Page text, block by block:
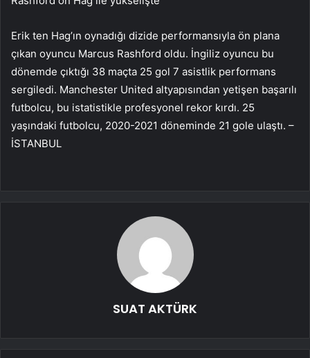
Erik ten Hag’ın oynadığı dizide performansıyla ön plana
çıkan oyuncu Marcus Rashford oldu. İngiliz oyuncu bu
dönemde çıktığı 38 maçta 25 gol 7 asistlik performans
sergiledi. Manchester United altyapısından yetişen başarılı
futbolcu, bu istatistikle profesyonel rekor kırdı. 25
yaşındaki futbolcu, 2020-2021 döneminde 21 gole ulaştı. –
İSTANBUL
SUAT AKTÜRK